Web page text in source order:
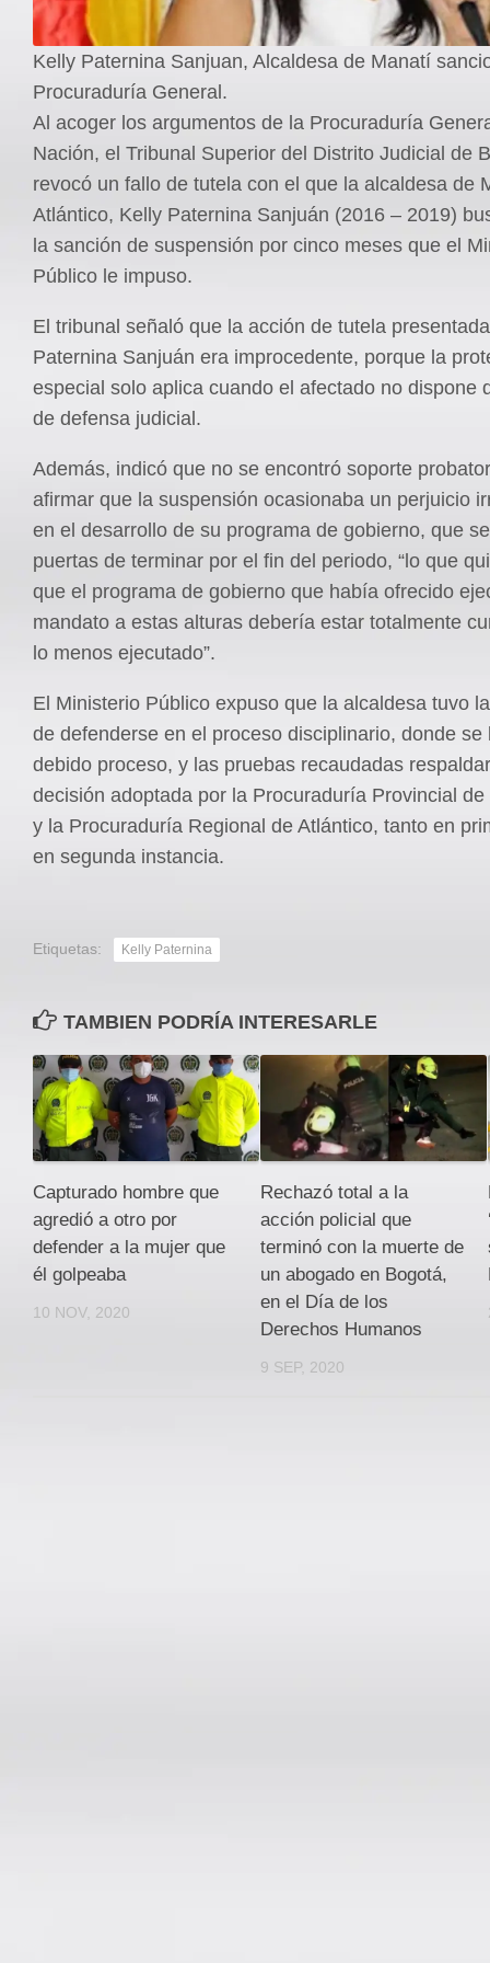
Kelly Paternina Sanjuan, Alcaldesa de Manatí
Procuraduría General.
Al acoger los argumentos de la Procuraduría
Nación, el Tribunal Superior del Distrito Judicial de
revocó un fallo de tutela con el que la alcaldesa de
Atlántico, Kelly Paternina Sanjuán (2016 – 2019)
la sanción de suspensión por cinco meses que el
Público le impuso.
El tribunal señaló que la acción de tutela
Paternina Sanjuán era improcedente, porque la
especial solo aplica cuando el afectado no dispone
de defensa judicial.
Además, indicó que no se encontró soporte
afirmar que la suspensión ocasionaba un perjuicio
en el desarrollo de su programa de gobierno, que
puertas de terminar por el fin del periodo, “lo que
que el programa de gobierno que había ofrecido
mandato a estas alturas debería estar totalmente
lo menos ejecutado”.
El Ministerio Público expuso que la alcaldesa tuvo
de defenderse en el proceso disciplinario, donde se
debido proceso, y las pruebas recaudadas
decisión adoptada por la Procuraduría Provincial
y la Procuraduría Regional de Atlántico, tanto en
en segunda instancia.
Etiquetas: Kelly Paternina
TAMBIEN PODRÍA INTERESARLE
Capturado hombre que
agredió a otro por
defender a la mujer que
él golpeaba
10 NOV, 2020
Rechazó total a la
acción policial que
terminó con la muerte de
un abogado en Bogotá,
en el Día de los
Derechos Humanos
9 SEP, 2020